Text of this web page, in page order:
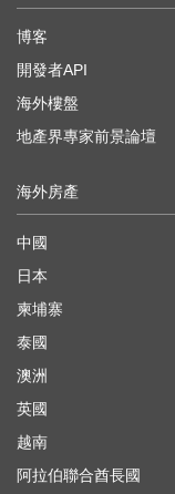
博客
開發者API
海外樓盤
地產界專家前景論壇
海外房產
中國
日本
柬埔寨
泰國
澳洲
英國
越南
阿拉伯聯合酋長國